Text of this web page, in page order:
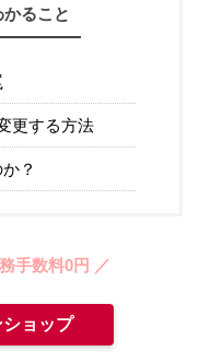
ること
更する方法
？
手数料0円 ／
ョップ